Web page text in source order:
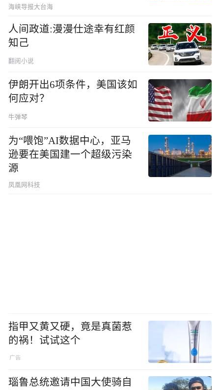
海峡导报大台海
人间政道:漫漫仕途幸有红颜
知己
翻阅小说
伊朗开出6项条件，美国该如
何应对？
牛弹琴
为“喂饱”AI数据中心，亚马
逊要在美国建一个超级污染
源
凤凰网科技
指甲又黄又硬，竟是真菌惹
的祸！试试这个
瑙鲁总统邀请中国大使骑自